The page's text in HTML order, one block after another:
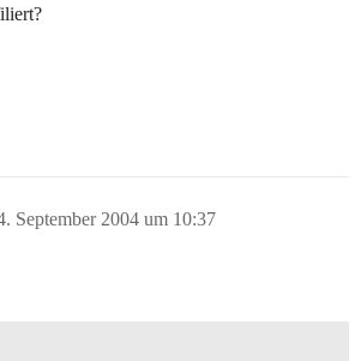
September 2004 um 10:37